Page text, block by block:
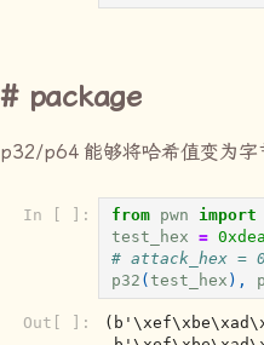
package
p32/p64 能够将哈希值变为字
In [ ]: from pwn import
test_hex =
# attack_hex =
p32 ( test_hex ),
Out[ ]: